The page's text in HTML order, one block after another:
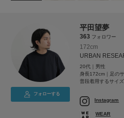
フォローする
平田望夢
363 フォロワー
172cm
URBAN
20代｜男性
身長172cm｜足の
普段着用するサイズ
Instagram
WEAR